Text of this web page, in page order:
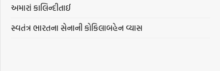
અમારાં કાલિન્દીતાઈ
સ્વતંત્ર ભારતના સેનાની કોકિલાબહેન વ્યાસ